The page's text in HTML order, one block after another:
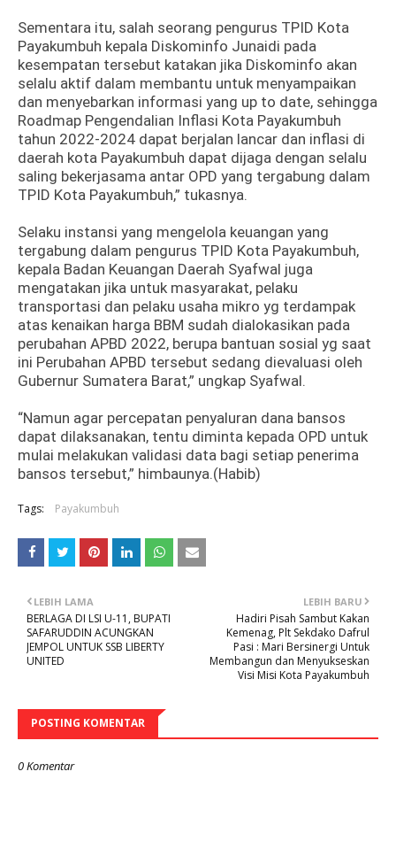
Sementara itu, salah seorang pengurus TPID Kota
Payakumbuh kepala Diskominfo Junaidi pada
kesempatan tersebut katakan jika Diskominfo akan
selalu aktif dalam membantu untuk menyampaikan
dan menyebarkan informasi yang up to date, sehingga
Roadmap Pengendalian Inflasi Kota Payakumbuh
tahun 2022-2024 dapat berjalan lancar dan inflasi di
daerah kota Payakumbuh dapat dijaga dengan selalu
saling bekerjasama antar OPD yang tergabung dalam
TPID Kota Payakumbuh,” tukasnya.
Selaku instansi yang mengelola keuangan yang
tergabung dalam pengurus TPID Kota Payakumbuh,
kepala Badan Keuangan Daerah Syafwal juga
mengatakan jika untuk masyarakat, pelaku
transportasi dan pelaku usaha mikro yg terdampak
atas kenaikan harga BBM sudah dialokasikan pada
perubahan APBD 2022, berupa bantuan sosial yg saat
ini Perubahan APBD tersebut sedang dievaluasi oleh
Gubernur Sumatera Barat,” ungkap Syafwal.
“Namun agar percepatan penyaluran dana bansos
dapat dilaksanakan, tentu diminta kepada OPD untuk
mulai melakukan validasi data bagi setiap penerima
bansos tersebut,” himbaunya.(Habib)
Tags: Payakumbuh
LEBIH BARU
Hadiri Pisah Sambut Kakan
Kemenag, Plt Sekdako Dafrul
Pasi : Mari Bersinergi Untuk
Membangun dan Menyukseskan
Visi Misi Kota Payakumbuh
LEBIH LAMA
BERLAGA DI LSI U-11, BUPATI
SAFARUDDIN ACUNGKAN
JEMPOL UNTUK SSB LIBERTY
UNITED
POSTING KOMENTAR
0 Komentar